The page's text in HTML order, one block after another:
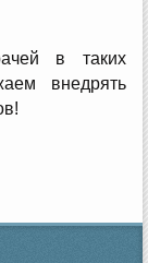
в таких
внедрять